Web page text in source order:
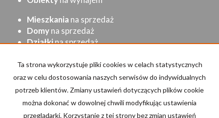
Mieszkania na sprzedaż
Domyna sprzedaż
Działkina sprzedaż
Halena sprzedaż
Obiektyna sprzedaż
Strona główna Kup Sprzedaj/Wynajmij Kontakt
Ta strona wykorzystuje pliki cookies w celach statystycznych
oraz w celu dostosowania naszych serwisów do indywidualnych
potrzeb klientów. Zmiany ustawień dotyczących plików cookie
można dokonać w dowolnej chwili modyfikując ustawienia
przeglądarki. Korzystanie z tej strony bez zmian ustawień